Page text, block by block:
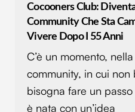
Cocooners Club:
Community Che Sta
Vivere Dopo I 55 Anni
C’è un momento,
community, in cui non
bisogna fare un
è nata con un’idea